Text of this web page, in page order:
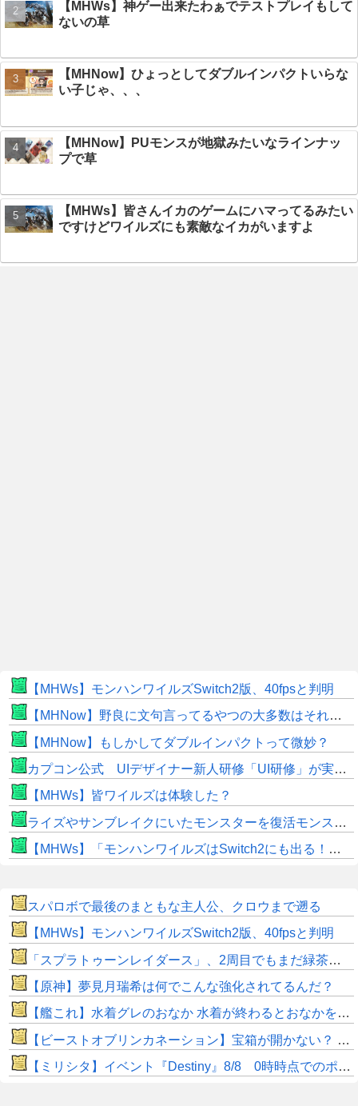
【MHWs】神ゲー出来たわぁでテストプレイもして
ないの草
【MHNow】ひょっとしてダブルインパクトいらな
い子じゃ、、、
【MHNow】PUモンスが地獄みたいなラインナッ
プで草
【MHWs】皆さんイカのゲームにハマってるみたい
ですけどワイルズにも素敵なイカがいますよ
【MHWs】モンハンワイルズSwitch2版、40fpsと判明
【MHNow】野良に文句言ってるやつの大多数はそれしてないだけの雑魚だから聞く耳持つだけムダよ
【MHNow】もしかしてダブルインパクトって微妙？
カプコン公式 UIデザイナー新人研修「UI研修」が実装まで進みました！
【MHWs】皆ワイルズは体験した？
ライズやサンブレイクにいたモンスターを復活モンスターと呼ぶのはやめよう
【MHWs】「モンハンワイルズはSwitch2にも出る！」👈こいつにかけたい言葉ｗｗｗｗｗｗｗｗｗ
スパロボで最後のまともな主人公、クロウまで遡る
【MHWs】モンハンワイルズSwitch2版、40fpsと判明
「スプラトゥーンレイダース」、2周目でもまだ緑茶ｗｗｗｗｗｗ
【原神】夢見月瑞希は何でこんな強化されてるんだ？
【艦これ】水着グレのおなか 水着が終わるとおなかを隠してしまうから今のうちに堪能しておく 他
【ビーストオブリンカネーション】宝箱が開かない？ パスワードやマップ仕様に不満
【ミリシタ】イベント『Destiny』8/8 0時時点でのポイント、ハイスコアのボーダー